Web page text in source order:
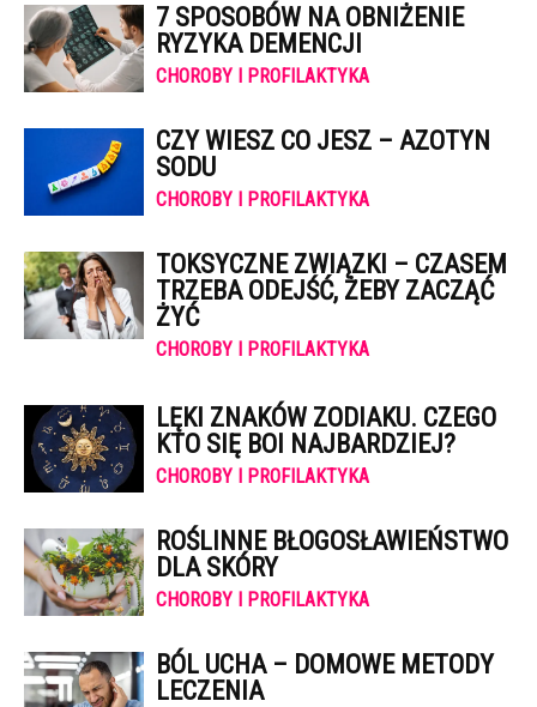
7 SPOSOBÓW NA OBNIŻENIE
RYZYKA DEMENCJI
CHOROBY I PROFILAKTYKA
CZY WIESZ CO JESZ – AZOTYN
SODU
CHOROBY I PROFILAKTYKA
TOKSYCZNE ZWIĄZKI – CZASEM
TRZEBA ODEJŚĆ, ŻEBY ZACZĄĆ
ŻYĆ
CHOROBY I PROFILAKTYKA
LĘKI ZNAKÓW ZODIAKU. CZEGO
KTO SIĘ BOI NAJBARDZIEJ?
CHOROBY I PROFILAKTYKA
ROŚLINNE BŁOGOSŁAWIEŃSTWO
DLA SKÓRY
CHOROBY I PROFILAKTYKA
BÓL UCHA – DOMOWE METODY
LECZENIA